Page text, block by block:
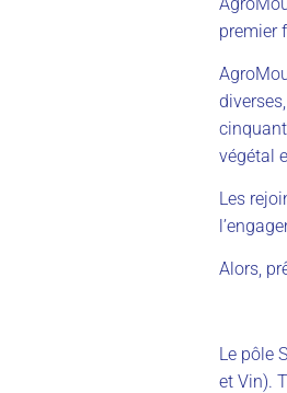
premier
végétal
Les
Alors,
Le pôle
et Vin).